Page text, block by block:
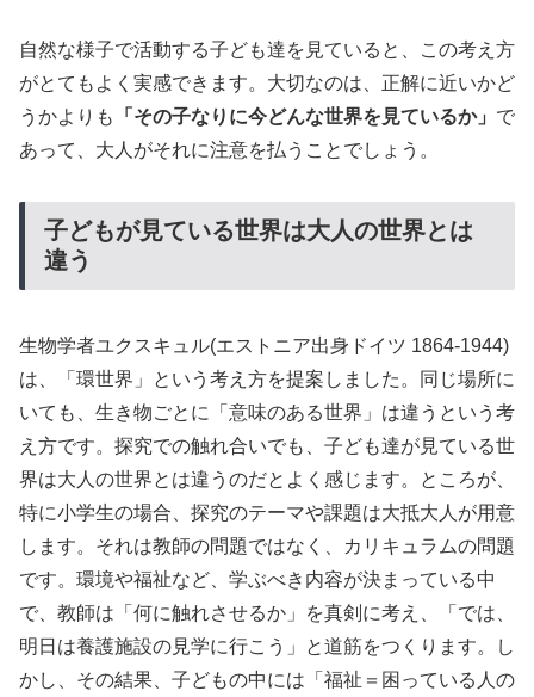
自然な様子で活動する子ども達を見ていると、この考え方
がとてもよく実感できます。大切なのは、正解に近いかど
うかよりも
「その子なりに今どんな世界を見ているか」 で
あって、大人がそれに注意を払うことでしょう。
子どもが見ている世界は大人の世界とは
違う
生物学者ユクスキュル(エストニア出身ドイツ 1864-1944)
は、「環世界」という考え方を提案しました。同じ場所に
いても、生き物ごとに「意味のある世界」は違うという考
え方です。探究での触れ合いでも、子ども達が見ている世
界は大人の世界とは違うのだとよく感じます。ところが、
特に小学生の場合、探究のテーマや課題は大抵大人が用意
します。それは教師の問題ではなく、カリキュラムの問題
です。環境や福祉など、学ぶべき内容が決まっている中
で、教師は「何に触れさせるか」を真剣に考え、「では、
明日は養護施設の見学に行こう」と道筋をつくります。し
かし、その結果、子どもの中には「福祉＝困っている人の